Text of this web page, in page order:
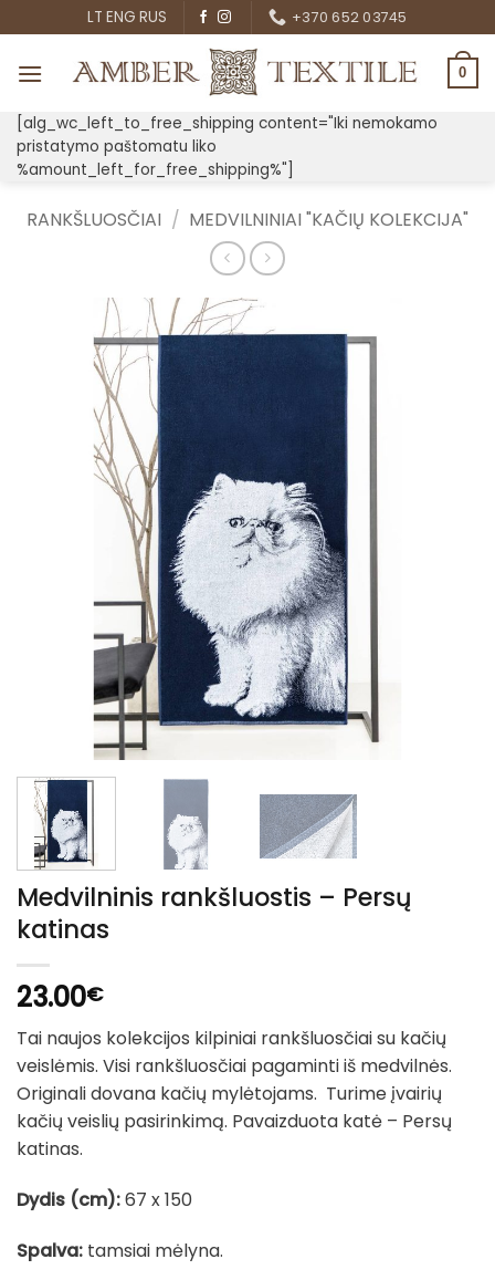
to
content
LT ENG RUS +370 652 03745
0
[alg_wc_left_to_free_shipping content="Iki nemokamo
pristatymo paštomatu liko
%amount_left_for_free_shipping%"]
RANKŠLUOSČIAI / MEDVILNINIAI "KAČIŲ KOLEKCIJA"
Medvilninis rankšluostis – Persų
katinas
23.00€
Tai naujos kolekcijos kilpiniai rankšluosčiai su kačių
veislėmis. Visi rankšluosčiai pagaminti iš medvilnės.
Originali dovana kačių mylėtojams. Turime įvairių
kačių veislių pasirinkimą. Pavaizduota katė – Persų
katinas.
Dydis (cm):67 x 150
Spalva: tamsiai mėlyna.